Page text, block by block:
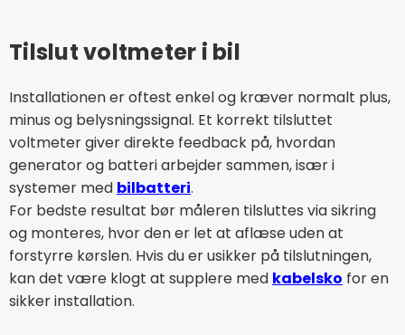
Tilslut voltmeter i bil
Installationen er oftest enkel og kræver normalt plus,
minus og belysningssignal. Et korrekt tilsluttet
voltmeter giver direkte feedback på, hvordan
generator og batteri arbejder sammen, især i
systemer med bilbatteri.
For bedste resultat bør måleren tilsluttes via sikring
og monteres, hvor den er let at aflæse uden at
forstyrre kørslen. Hvis du er usikker på tilslutningen,
kan det være klogt at supplere med kabelsko for en
sikker installation.